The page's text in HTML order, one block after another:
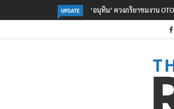
UPDATE ลอรีอัลโชว์ผลประกอบการครึ่